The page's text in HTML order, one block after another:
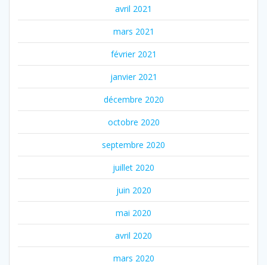
avril 2021
mars 2021
février 2021
janvier 2021
décembre 2020
octobre 2020
septembre 2020
juillet 2020
juin 2020
mai 2020
avril 2020
mars 2020